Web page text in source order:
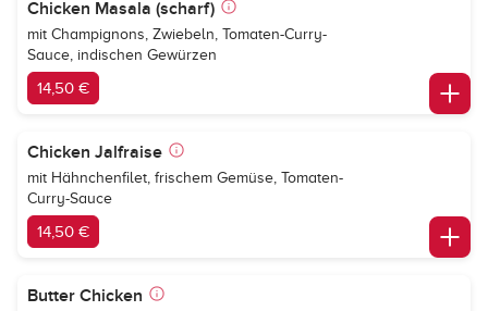
Chicken Masala (scharf)
mit Champignons, Zwiebeln, Tomaten-Curry-
Sauce, indischen Gewürzen
14,50 €
Chicken Jalfraise
mit Hähnchenfilet, frischem Gemüse, Tomaten-
Curry-Sauce
14,50 €
Butter Chicken